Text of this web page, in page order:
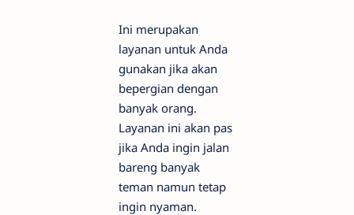
Ini merupakan
layanan untuk Anda
gunakan jika akan
bepergian dengan
banyak orang.
Layanan ini akan pas
jika Anda ingin jalan
bareng banyak
teman namun tetap
ingin nyaman.